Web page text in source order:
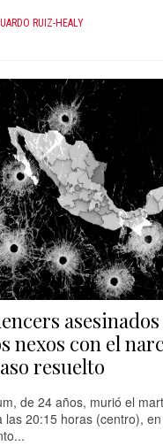
RUIZ-HEALY
nexos con el
resuelto
de 24 años, murió el
las 20:15 horas (centro),